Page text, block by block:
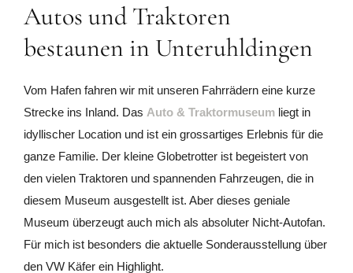
Autos und Traktoren
bestaunen in Unteruhldingen
Vom Hafen fahren wir mit unseren Fahrrädern eine kurze
Strecke ins Inland. Das Auto & Traktormuseum liegt in
idyllischer Location und ist ein grossartiges Erlebnis für die
ganze Familie. Der kleine Globetrotter ist begeistert von
den vielen Traktoren und spannenden Fahrzeugen, die in
diesem Museum ausgestellt ist. Aber dieses geniale
Museum überzeugt auch mich als absoluter Nicht-Autofan.
Für mich ist besonders die aktuelle Sonderausstellung über
den VW Käfer ein Highlight.